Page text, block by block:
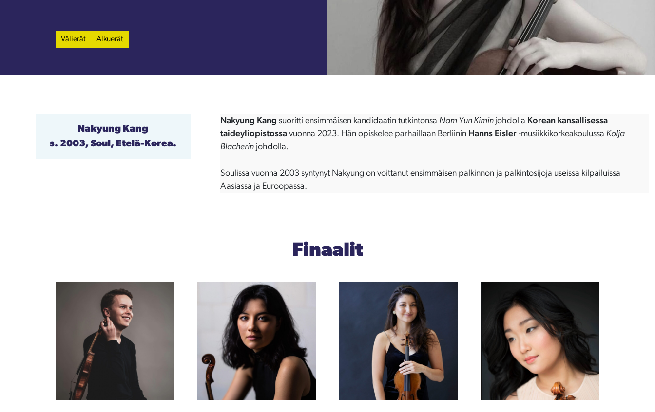
Välierät Alkuerät
Nakyung Kang
s. 2003, Soul, Etelä-Korea.
Nakyung Kang suoritti ensimmäisen kandidaatin tutkintonsa Nam Yun Kimin johdolla Korean kansallisessa
taideyliopistossavuonna 2023. Hän opiskelee parhaillaan Berliinin Hanns Eisler -musiikkikorkeakoulussa Kolja
Blacherinjohdolla.
Soulissa vuonna 2003 syntynyt Nakyung on voittanut ensimmäisen palkinnon ja palkintosijoja useissa kilpailuissa
Aasiassa ja Euroopassa.
Finaalit